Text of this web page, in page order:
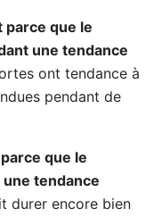
parce que le
une tendance
ont tendance à
pendant de
que le
tendance
durer encore bien